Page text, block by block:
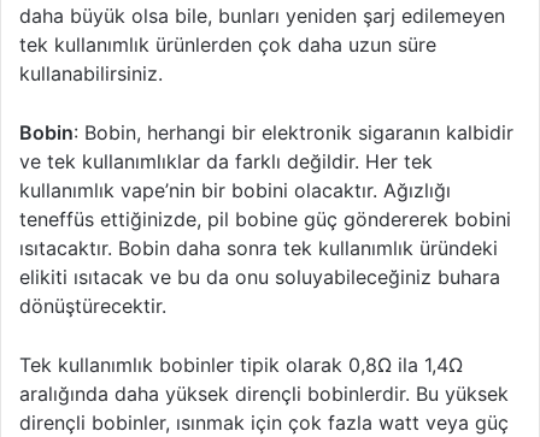
daha büyük olsa bile, bunları yeniden şarj edilemeyen
tek kullanımlık ürünlerden çok daha uzun süre
kullanabilirsiniz.
Bobin: Bobin, herhangi bir elektronik sigaranın kalbidir
ve tek kullanımlıklar da farklı değildir. Her tek
kullanımlık vape’nin bir bobini olacaktır. Ağızlığı
teneffüs ettiğinizde, pil bobine güç göndererek bobini
ısıtacaktır. Bobin daha sonra tek kullanımlık üründeki
elikiti ısıtacak ve bu da onu soluyabileceğiniz buhara
dönüştürecektir.
Tek kullanımlık bobinler tipik olarak 0,8Ω ila 1,4Ω
aralığında daha yüksek dirençli bobinlerdir. Bu yüksek
dirençli bobinler, ısınmak için çok fazla watt veya güç